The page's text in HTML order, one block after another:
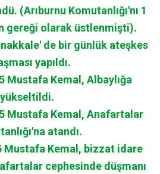
(Arıburnu Komutanlığı'nı 1
gereği olarak üstlenmişti).
de bir günlük ateşkes
yapıldı.
Mustafa Kemal, Albaylığa
yükseltildi.
Mustafa Kemal, Anafartalar
atandı.
Mustafa Kemal, bizzat idare
cephesinde düşmanı